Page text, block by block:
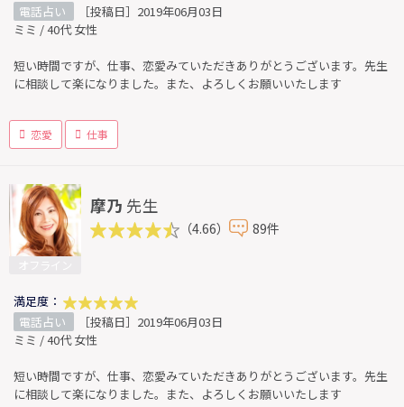
電話占い
［投稿日］2019年06月03日
ミミ / 40代 女性
短い時間ですが、仕事、恋愛みていただきありがとうございます。先生
に相談して楽になりました。また、よろしくお願いいたします
恋愛 仕事
摩乃 先生
（4.66） 89件
満足度：
電話占い
［投稿日］2019年06月03日
ミミ / 40代 女性
短い時間ですが、仕事、恋愛みていただきありがとうございます。先生
に相談して楽になりました。また、よろしくお願いいたします